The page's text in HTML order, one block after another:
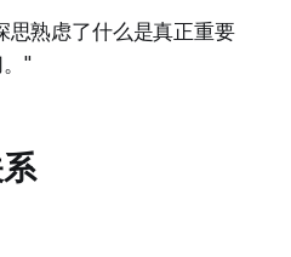
思熟虑了什么是真正重要
"